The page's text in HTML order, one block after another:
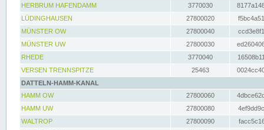
HERBRUM HAFENDAMM
3770030
LÜDINGHAUSEN
27800020
MÜNSTER OW
27800040
MÜNSTER UW
27800030
RHEDE
3770040
VERSEN TRENNSPITZE
25463
DATTELN-HAMM-KANAL
HAMM OW
27800060
HAMM UW
27800080
WALTROP
27800090